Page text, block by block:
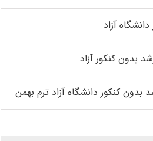
آزاد
بدون کنکور آزاد
بدون کنکور دانشگاه آزاد ترم بهمن